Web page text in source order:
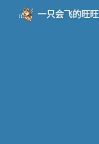
一只会飞的旺旺